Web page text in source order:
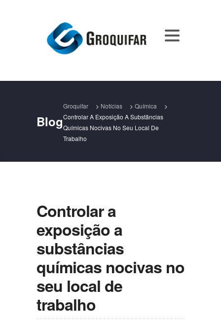
Blog
Groquifar > Notícias > Química
>
Controlar A Exposição A Substâncias
Químicas Nocivas No Seu Local De
Trabalho
Controlar a
exposição a
substâncias
químicas nocivas no
seu local de
trabalho